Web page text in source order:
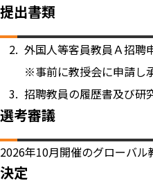
提出書類
外国人等客員教員Ａ招聘
※事前に教授会に申請し
招聘教員の履歴書及び研
選考審議
2026年10月開催のグローバ
決定